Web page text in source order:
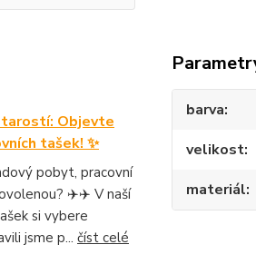
Objevte
tašek! ✨
pobyt, pracovní
✈️✈️ V naší
si vybere
jsme p... číst celé
barva
velikost
materiál